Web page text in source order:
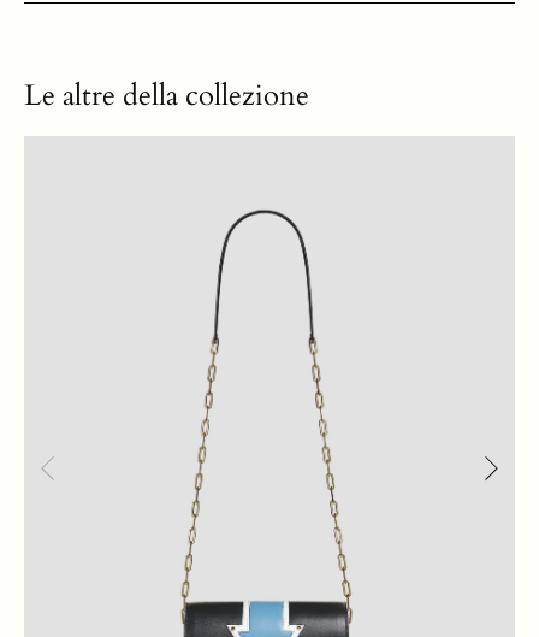
Le altre della collezione